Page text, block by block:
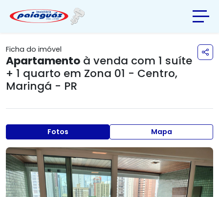
Ficha do imóvel
Apartamento à venda com 1 suíte
+ 1 quarto em Zona 01 - Centro,
Maringá - PR
Fotos Mapa